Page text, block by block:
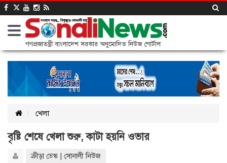
গণপ্রজাতন্ত্রী বাংলাদেশ সরকার অনুমোদিত নিউজ পোর্টাল
খেলা
বৃষ্টি শেষে খেলা শুরু, কাটা হয়নি ওভার
ক্রীড়া ডেস্ক | সোনালী নিউজ